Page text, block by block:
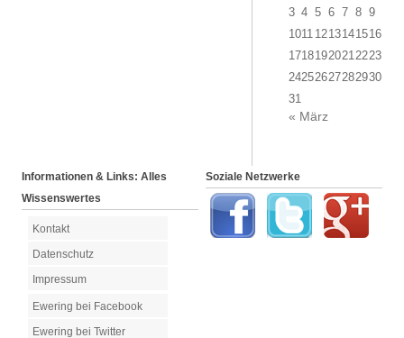
3 4 5 6 7 8 9
1011 1213141516
17181920212223
24252627282930
31
« März
Informationen & Links: Alles
Wissenswertes
Kontakt
Datenschutz
Impressum
Ewering bei Facebook
Ewering bei Twitter
Soziale Netzwerke